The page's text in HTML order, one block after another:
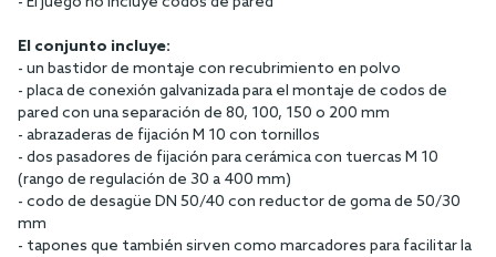
El conjunto incluye:
- un bastidor de montaje con recubrimiento en polvo
- placa de conexión galvanizada para el montaje de codos de
pared con una separación de 80, 100, 150 o 200 mm
- abrazaderas de fijación M 10 con tornillos
- dos pasadores de fijación para cerámica con tuercas M 10
(rango de regulación de 30 a 400 mm)
- codo de desagüe DN 50/40 con reductor de goma de 50/30
mm
- tapones que también sirven como marcadores para facilitar la